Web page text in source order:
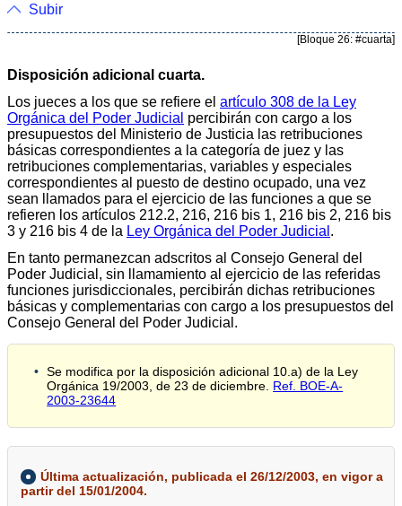
Subir
[Bloque 26: #cuarta]
Disposición adicional cuarta.
Los jueces a los que se refiere el artículo 308 de la Ley
Orgánica del Poder Judicial percibirán con cargo a los
presupuestos del Ministerio de Justicia las retribuciones
básicas correspondientes a la categoría de juez y las
retribuciones complementarias, variables y especiales
correspondientes al puesto de destino ocupado, una vez
sean llamados para el ejercicio de las funciones a que se
refieren los artículos 212.2, 216, 216 bis 1, 216 bis 2, 216 bis
3 y 216 bis 4 de la Ley Orgánica del Poder Judicial .
En tanto permanezcan adscritos al Consejo General del
Poder Judicial, sin llamamiento al ejercicio de las referidas
funciones jurisdiccionales, percibirán dichas retribuciones
básicas y complementarias con cargo a los presupuestos del
Consejo General del Poder Judicial.
Se modifica por la disposición adicional 10.a) de la Ley
Orgánica 19/2003, de 23 de diciembre. Ref. BOE-A-
2003-23644
Última actualización, publicada el 26/12/2003, en vigor a
partir del 15/01/2004.